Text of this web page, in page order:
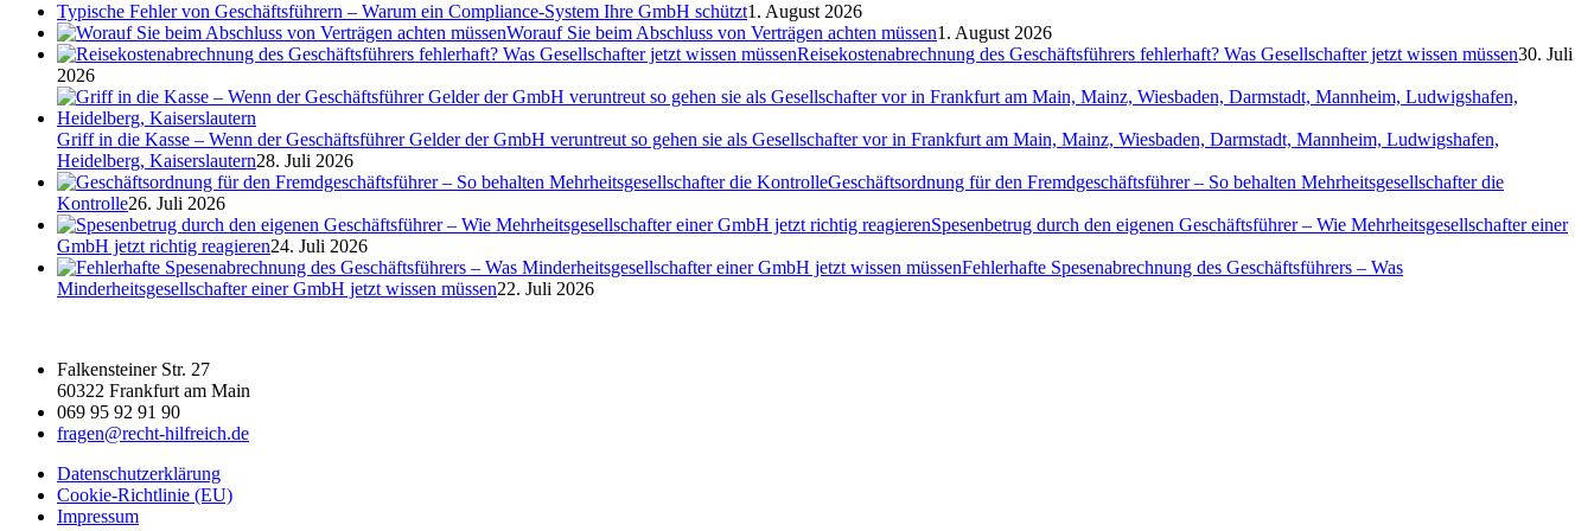
Typische Fehler von Geschäftsführern – Warum ein Compliance-System Ihre GmbH schützt1. August 2026
Worauf Sie beim Abschluss von Verträgen achten müssen1. August 2026
Reisekostenabrechnung des Geschäftsführers fehlerhaft? Was Gesellschafter jetzt wissen müssen30. Juli
2026
Griff in die Kasse – Wenn der Geschäftsführer Gelder der GmbH veruntreut so gehen sie als Gesellschafter vor in Frankfurt am Main, Mainz, Wiesbaden, Darmstadt, Mannheim, Ludwigshafen,
Heidelberg, Kaiserslautern28. Juli 2026
Geschäftsordnung für den Fremdgeschäftsführer – So behalten Mehrheitsgesellschafter die
Kontrolle26. Juli 2026
Spesenbetrug durch den eigenen Geschäftsführer – Wie Mehrheitsgesellschafter einer
GmbH jetzt richtig reagieren24. Juli 2026
Fehlerhafte Spesenabrechnung des Geschäftsführers – Was
Minderheitsgesellschafter einer GmbH jetzt wissen müssen22. Juli 2026
Falkensteiner Str. 27
60322 Frankfurt am Main
069 95 92 91 90
fragen@recht-hilfreich.de
Datenschutzerklärung
Cookie-Richtlinie (EU)
Impressum